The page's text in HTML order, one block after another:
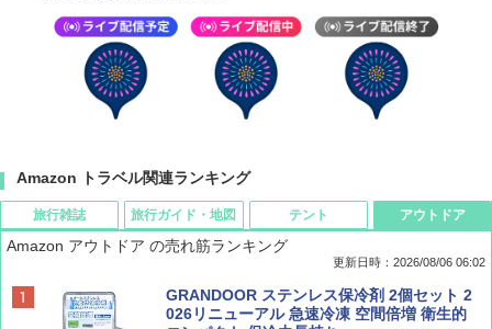
Amazon トラベル関連ランキング
旅行雑誌
ディズニーファン ２０２６年 ９月号 [雑
誌] (ＤＩＳＮＥＹ ＦＡＮ)
旅行ガイド・地図
D40 地球の歩き方 チェンマイ タイ北部の魅
力的な町 2026～2027 地球の歩き方D アジア
テント
[キャンパーズコレクション 山善] ポップアッ
プテント 傘みたいに広げて畳める パッとサ
アウトドア
Amazon アウトドア の売れ筋ランキング
更新日時：2026/08/06 06:02
GRANDOOR ステンレス保冷剤 2個セット 2
026リニューアル 急速冷凍 空間倍増 衛生的